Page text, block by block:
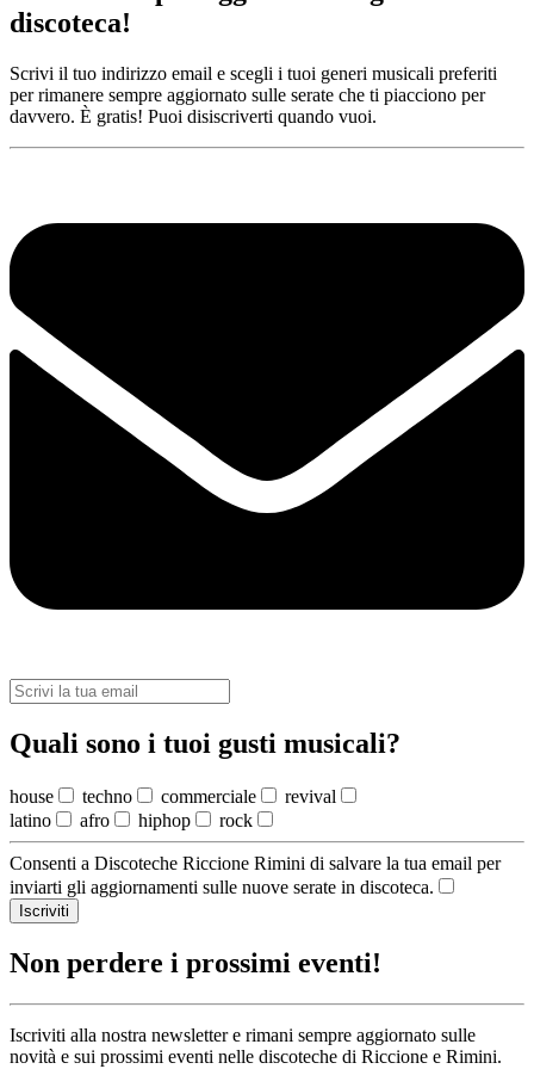
discoteca!
Scrivi il tuo indirizzo email e scegli i tuoi generi musicali preferiti
per rimanere sempre aggiornato sulle serate che ti piacciono per
davvero. È gratis! Puoi disiscriverti quando vuoi.
Quali sono i tuoi gusti musicali?
house techno commerciale
revival
latino
afro hiphop rock
Consenti a Discoteche Riccione Rimini di salvare la tua email per
inviarti gli aggiornamenti sulle nuove serate in discoteca.
Iscriviti
Non perdere i prossimi eventi!
Iscriviti alla nostra newsletter e rimani sempre aggiornato sulle
novità e sui prossimi eventi nelle discoteche di Riccione e Rimini.